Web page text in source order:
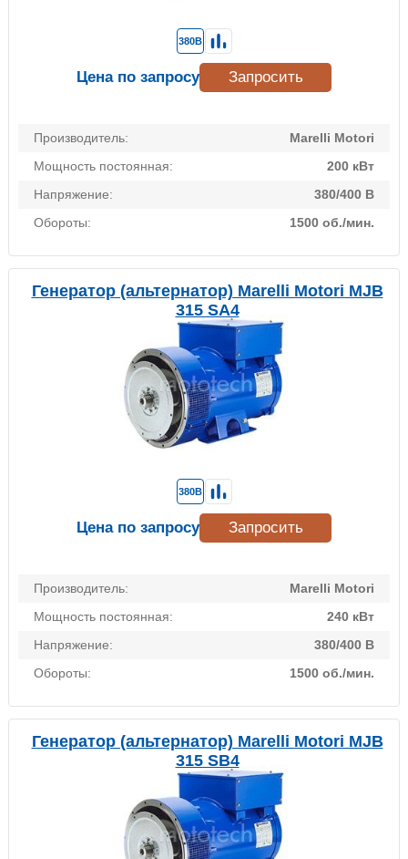
Производитель:
Marelli Motori
Мощность постоянная:
200 кВт
Напряжение:
380/400 В
Обороты:
1500 об./мин.
380В
Цена по запросу Запросить
Генератор (альтернатор) Marelli Motori MJB
315 SA4
Производитель:
Marelli Motori
Мощность постоянная:
240 кВт
Напряжение:
380/400 В
Обороты:
1500 об./мин.
380В
Цена по запросу Запросить
Генератор (альтернатор) Marelli Motori MJB
315 SB4